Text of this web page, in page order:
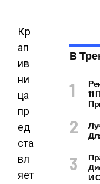
Кр
ап
ив
ни
ца
пр
ед
ста
вл
яет
В
11
И